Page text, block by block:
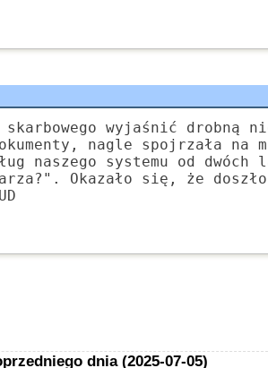
skarbowego wyjaśnić drobną
nagle spojrzała na
naszego systemu od
Okazało się, że
dnia (2025-07-05)